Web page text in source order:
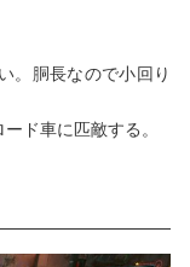
。胴長なので小回り
ド車に匹敵する。